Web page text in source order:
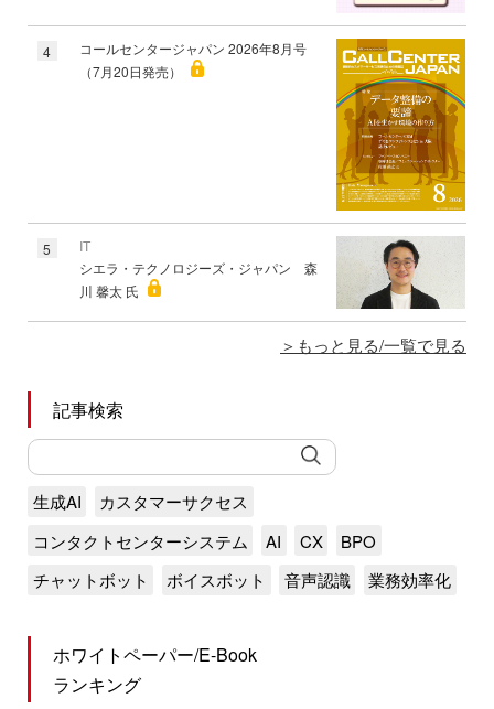
4
コールセンタージャパン 2026年8月号
（7月20日発売）
5
IT
シエラ・テクノロジーズ・ジャパン 森
川 馨太 氏
もっと見る/一覧で見る
記事検索
生成AI
カスタマーサクセス
コンタクトセンターシステム
AI CX
BPO
チャットボット
ボイスボット 音声認識 業務効率化
ホワイトペーパー/E-Book
ランキング